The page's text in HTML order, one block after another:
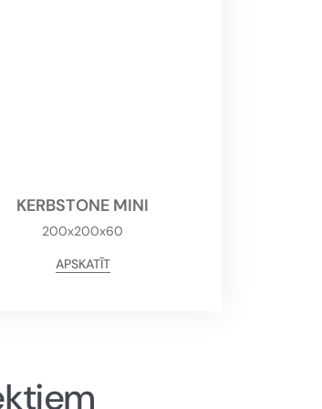
KERBSTONE MINI
200x200x60
APSKATĪT